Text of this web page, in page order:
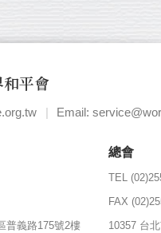
平會
| Email:
普義路175號2樓
總會
TEL
FAX
10357 台